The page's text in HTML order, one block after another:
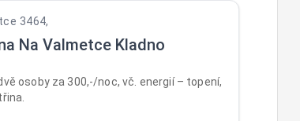
3464,
Na Valmetce Kladno
osoby za 300,-/noc, vč. energií – topení,